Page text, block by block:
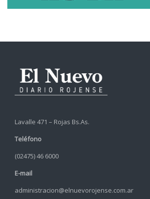
Lavalle 471 – Rojas Bs.As.
Teléfono
(02475) 46 6000
E-mail
administracion@elnuevorojense.com.ar